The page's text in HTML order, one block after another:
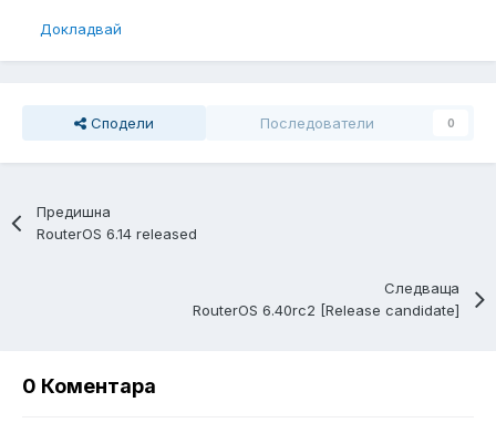
Докладвай
Сподели Последователи 0
Предишна
RouterOS 6.14 released
Следваща
RouterOS 6.40rc2 [Release candidate]
0 Коментара